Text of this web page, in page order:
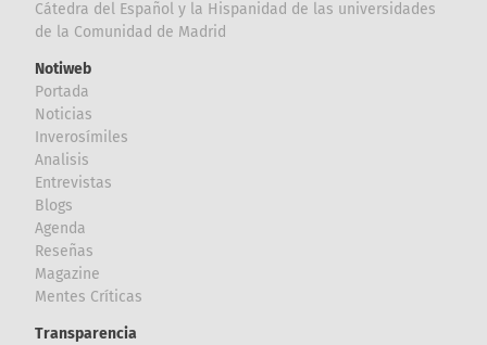
Cátedra del Español y la Hispanidad de las universidades
de la Comunidad de Madrid
Notiweb
Portada
Noticias
Inverosímiles
Analisis
Entrevistas
Blogs
Agenda
Reseñas
Magazine
Mentes Críticas
Transparencia